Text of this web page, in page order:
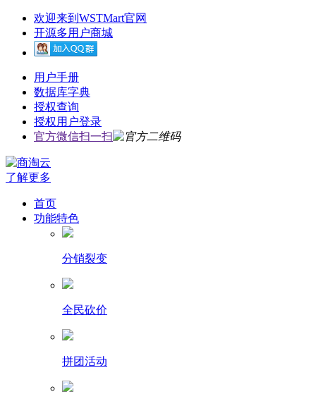
欢迎来到WSTMart官网
开源多用户商城
用户手册
数据库字典
授权查询
授权用户登录
官方微信扫一扫
了解更多
首页
功能特色
分销裂变
全民砍价
拼团活动